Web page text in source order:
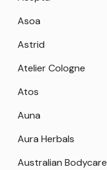
Asoa
Astrid
Atelier Cologne
Atos
Auna
Aura Herbals
Australian Bodycare